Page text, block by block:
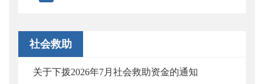
社会救助
关于下拨2026年7月社会救助资金的通知